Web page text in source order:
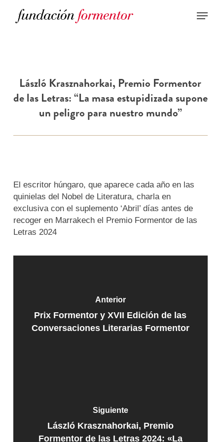
László Krasznahorkai, Premio Formentor
de las Letras: “La masa estupidizada supone
un peligro para nuestro mundo”
El escritor húngaro, que aparece cada año en las
quinielas del Nobel de Literatura, charla en
exclusiva con el suplemento ‘Abril’ días antes de
recoger en Marrakech el Premio Formentor de las
Letras 2024
Anterior
Prix Formentor y XVII Edición de las
Conversaciones Literarias Formentor
Siguiente
László Krasznahorkai, Premio
Formentor de las Letras 2024: «La